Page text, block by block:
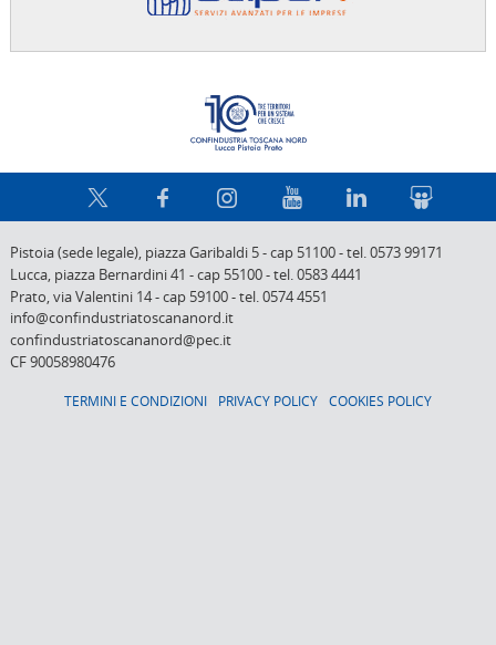
Pistoia (sede legale), piazza Garibaldi 5-cap 51100-tel. 0573 99171
Lucca, piazza Bernardini 41 -cap 55100-tel. 0583 4441
Prato,via Valentini 14-cap 59100-tel. 0574 4551
info@confindustriatoscananord.it
confindustriatoscananord@pec.it
CF 90058980476
TERMINI E CONDIZIONI PRIVACY POLICY COOKIES POLICY